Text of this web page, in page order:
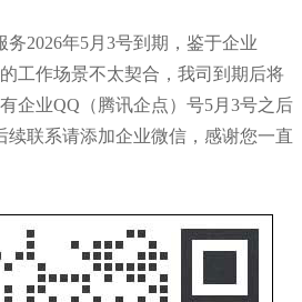
2026年5月3号到期，鉴于企业
工作场景不太契合，我司到期后将
企业QQ（腾讯企点）号5月3号之后
续联系请添加企业微信，感谢您一直